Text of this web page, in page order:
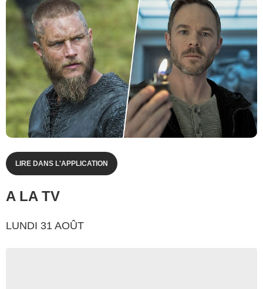
LIRE DANS L'APPLICATION
A LA TV
LUNDI 31 AOÛT